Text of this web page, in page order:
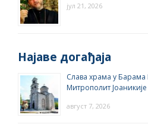
јул 21, 2026
Најаве догађаја
Слава храма у
Митрополит Јоаникије
август 7, 2026